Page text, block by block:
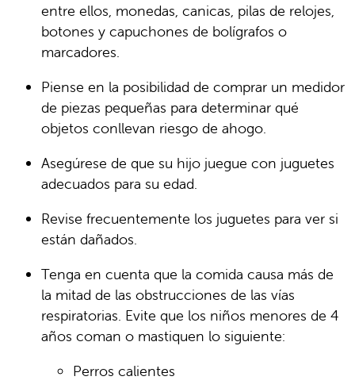
entre ellos, monedas, canicas, pilas de relojes,
botones y capuchones de bolígrafos o
marcadores.
Piense en la posibilidad de comprar un medidor
de piezas pequeñas para determinar qué
objetos conllevan riesgo de ahogo.
Asegúrese de que su hijo juegue con juguetes
adecuados para su edad.
Revise frecuentemente los juguetes para ver si
están dañados.
Tenga en cuenta que la comida causa más de
la mitad de las obstrucciones de las vías
respiratorias. Evite que los niños menores de 4
años coman o mastiquen lo siguiente:
Perros calientes